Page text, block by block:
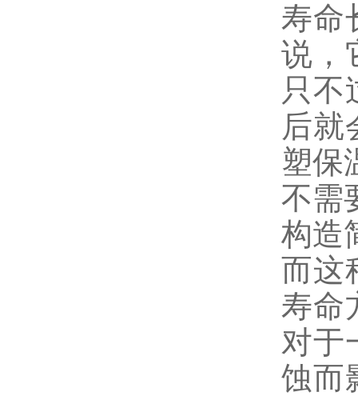
寿命
说，
只不
后就
塑保
不需
构造
而这
寿命
对于
蚀而